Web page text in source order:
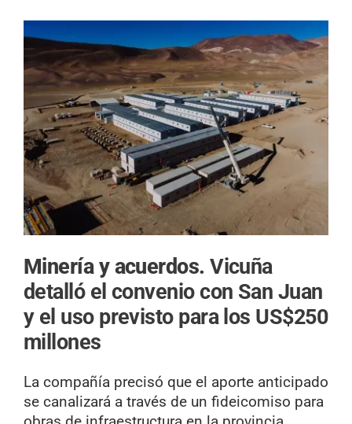
Minería y acuerdos.Vicuña
detalló el convenio con San Juan
y el uso previsto para los US$250
millones
La compañía precisó que el aporte anticipado
se canalizará a través de un fideicomiso para